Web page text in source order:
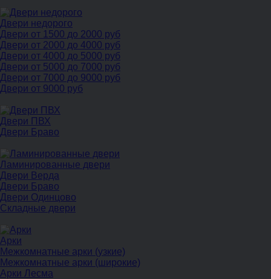
Двери недорого
Двери от 1500 до 2000 руб
Двери от 2000 до 4000 руб
Двери от 4000 до 5000 руб
Двери от 5000 до 7000 руб
Двери от 7000 до 9000 руб
Двери от 9000 руб
Двери ПВХ
Двери Браво
Ламинированные двери
Двери Верда
Двери Браво
Двери Одинцово
Складные двери
Арки
Межкомнатные арки (узкие)
Межкомнатные арки (широкие)
Арки Лесма